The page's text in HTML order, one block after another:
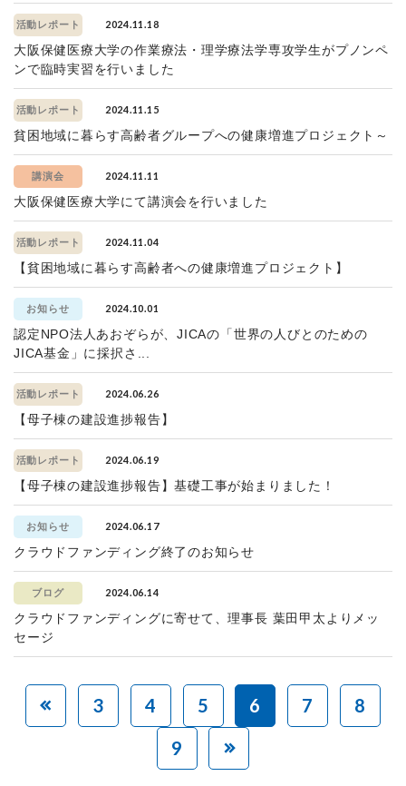
活動レポート 2024.11.18
大阪保健医療大学の作業療法・理学療法学専攻学生がプノンペ
ンで臨時実習を行いました
活動レポート 2024.11.15
貧困地域に暮らす高齢者グループへの健康増進プロジェクト～
講演会 2024.11.11
大阪保健医療大学にて講演会を行いました
活動レポート 2024.11.04
【貧困地域に暮らす高齢者への健康増進プロジェクト】
お知らせ 2024.10.01
認定NPO法人あおぞらが、JICAの「世界の人びとのための
JICA基金」に採択さ...
活動レポート 2024.06.26
【母子棟の建設進捗報告】
活動レポート 2024.06.19
【母子棟の建設進捗報告】基礎工事が始まりました！
お知らせ 2024.06.17
クラウドファンディング終了のお知らせ
ブログ 2024.06.14
クラウドファンディングに寄せて、理事長 葉田甲太よりメッ
セージ
3 4 5 6 7
8
9